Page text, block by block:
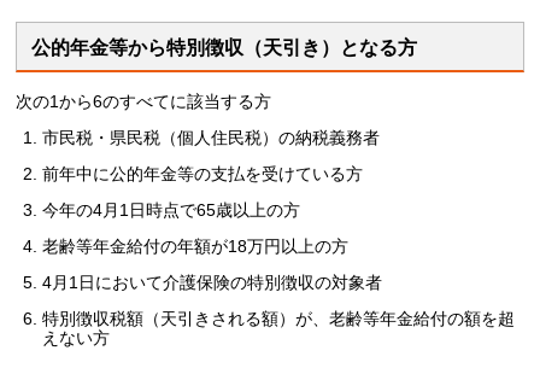
公的年金等から特別徴収（天引き）となる方
次の1から6のすべてに該当する方
市民税・県民税（個人住民税）の納税義務者
前年中に公的年金等の支払を受けている方
今年の4月1日時点で65歳以上の方
老齢等年金給付の年額が18万円以上の方
4月1日において介護保険の特別徴収の対象者
特別徴収税額（天引きされる額）が、老齢等年金給付の額を超
えない方